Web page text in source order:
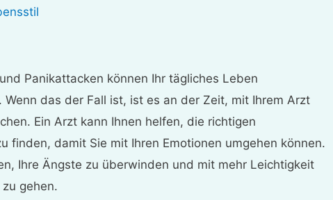
Panikattacken können Ihr tägliches Leben
Wenn das der Fall ist, ist es an der Zeit, mit Ihrem Arzt
Ein Arzt kann Ihnen helfen, die richtigen
finden, damit Sie mit Ihren Emotionen umgehen können.
Ihre Ängste zu überwinden und mit mehr Leichtigkeit
gehen.